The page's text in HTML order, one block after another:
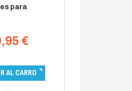
para
€